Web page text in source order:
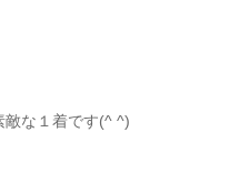
敵な１着です(^ ^)